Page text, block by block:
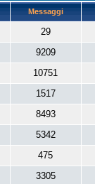
Messaggi
29
9209
10751
1517
8493
5342
475
3305